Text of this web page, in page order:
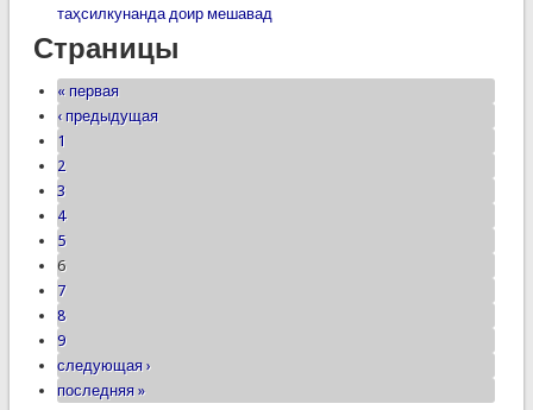
таҳсилкунанда доир мешавад
Страницы
« первая
‹ предыдущая
1
2
3
4
5
6
7
8
9
следующая ›
последняя »